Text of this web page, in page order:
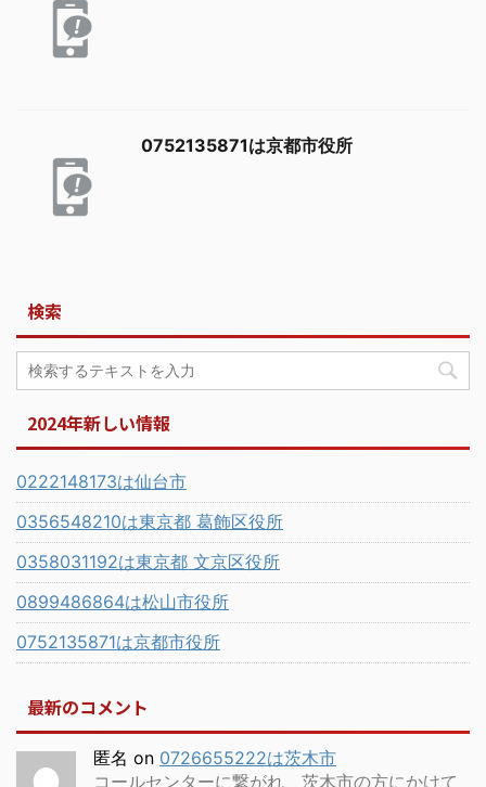
0752135871は京都市役所
検索
2024年新しい情報
0222148173は仙台市
0356548210は東京都 葛飾区役所
0358031192は東京都 文京区役所
0899486864は松山市役所
0752135871は京都市役所
最新のコメント
匿名 on 0726655222は茨木市
コールセンターに繋がれ、茨木市の方にかけて